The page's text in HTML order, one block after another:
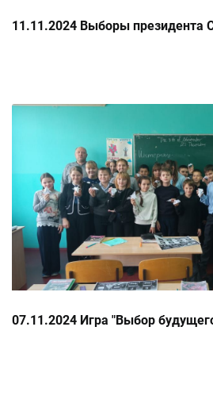
11.11.2024 Выборы президента
07.11.2024 Игра "Выбор